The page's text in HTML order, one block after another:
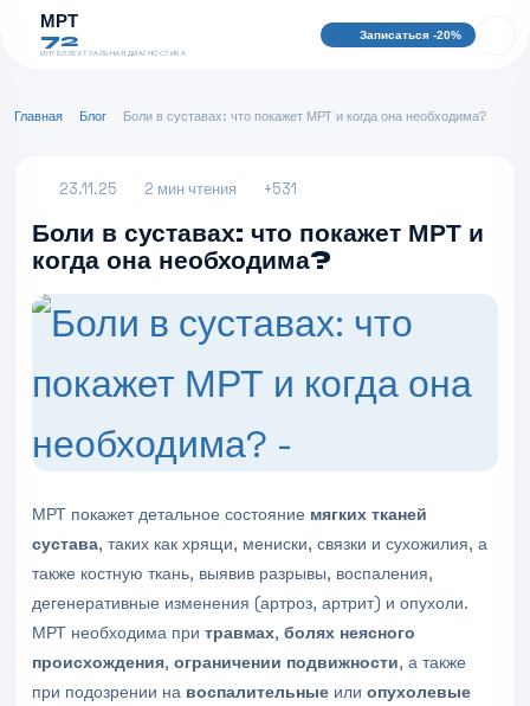
МРТ
72
ИНТЕЛЛЕКТУАЛЬНАЯ ДИАГНОСТИКА
Записаться -20%
Главная Блог Боли в суставах: что покажет МРТ и когда она необходима?
23.11.25 2 мин чтения +531
Боли в суставах: что покажет МРТ и
когда она необходима?
МРТ покажет детальное состояние мягких тканей
сустава, таких как хрящи, мениски, связки и сухожилия, а
также костную ткань, выявив разрывы, воспаления,
дегенеративные изменения (артроз, артрит) и опухоли.
МРТ необходима при травмах, болях неясного
происхождения, ограничении подвижности, а также
при подозрении на воспалительные или опухолевые